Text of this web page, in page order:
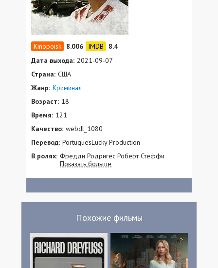
8.006
8.4
Дата выхода: 2021-09-07
Страна: США
Жанр: Криминал
Возраст: 18
Время: 121
Качество: webdl_1080
Перевод: PortuguesLucky Production
В ролях: Фредди Родригес Роберт Стеффи
Делирис Васкес
Показать больше
Похожие фильмы